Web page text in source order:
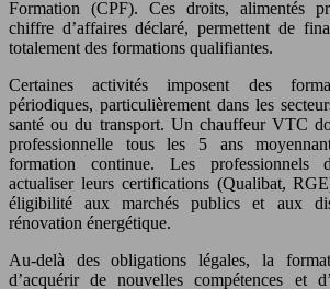
Formation (CPF). Ces droits, alimentés
chiffre d’affaires déclaré, permettent de
totalement des formations qualifiantes.
Certaines activités imposent des
périodiques, particulièrement dans les
santé ou du transport. Un chauffeur VTC
professionnelle tous les 5 ans
formation continue. Les professionnels
actualiser leurs certifications (Qualibat,
éligibilité aux marchés publics et aux
rénovation énergétique.
Au-delà des obligations légales, la
d’acquérir de nouvelles compétences et